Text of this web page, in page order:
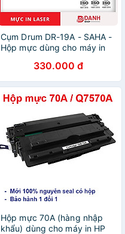
Cụm Drum DR-19A - SAHA -
Hộp mực dùng cho máy in
M102, M103, M104 / MFP –
M130, M132
330.000 đ
Hộp mực 70A (hàng nhập
khẩu) dùng cho máy in HP